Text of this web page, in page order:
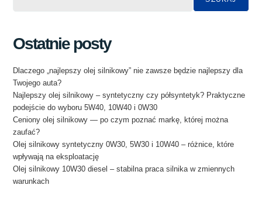
Ostatnie posty
Dlaczego „najlepszy olej silnikowy” nie zawsze będzie najlepszy dla
Twojego auta?
Najlepszy olej silnikowy – syntetyczny czy półsyntetyk? Praktyczne
podejście do wyboru 5W40, 10W40 i 0W30
Ceniony olej silnikowy — po czym poznać markę, której można
zaufać?
Olej silnikowy syntetyczny 0W30, 5W30 i 10W40 – różnice, które
wpływają na eksploatację
Olej silnikowy 10W30 diesel – stabilna praca silnika w zmiennych
warunkach